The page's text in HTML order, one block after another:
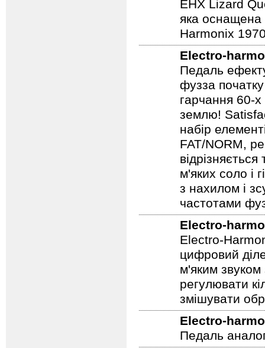
EHX Lizard
яка оснащена
Harmonix
Electro-
Педаль
фузза
гарчання 60-
землю!
набір
FAT/NORM,
м'яких соло і
з нахилом і
частотами
Electro-
Electro-
цифровий
м'яким
регулювати
змішувати
Electro-
Педаль